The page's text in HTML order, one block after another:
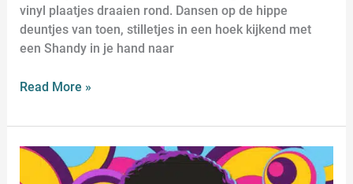
vinyl plaatjes draaien rond. Dansen op de hippe
deuntjes van toen, stilletjes in een hoek kijkend met
een Shandy in je hand naar
Read More »
TEA